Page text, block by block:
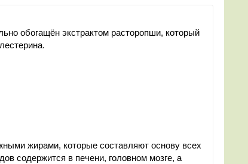
обогащён экстрактом расторопши, который
жирами, которые составляют основу всех
содержится в печени, головном мозге, а